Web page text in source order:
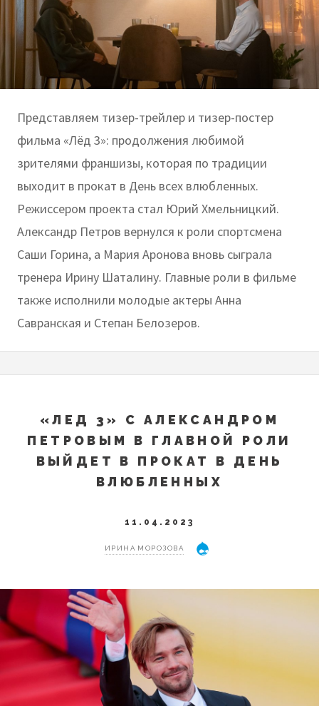
Представляем тизер-трейлер и тизер-постер
фильма «Лёд 3»: продолжения любимой
зрителями франшизы, которая по традиции
выходит в прокат в День всех влюбленных.
Режиссером проекта стал Юрий Хмельницкий.
Александр Петров вернулся к роли спортсмена
Саши Горина, а Мария Аронова вновь сыграла
тренера Ирину Шаталину. Главные роли в фильме
также исполнили молодые актеры Анна
Савранская и Степан Белозеров.
«ЛЕД 3» С АЛЕКСАНДРОМ
ПЕТРОВЫМ В ГЛАВНОЙ РОЛИ
ВЫЙДЕТ В ПРОКАТ В ДЕНЬ
ВЛЮБЛЕННЫХ
11.04.2023
ИРИНА МОРОЗОВА